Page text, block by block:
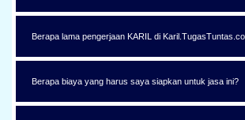
Berapa lama pengerjaan KARIL di
Berapa biaya yang harus saya siapkan untuk jasa ini?